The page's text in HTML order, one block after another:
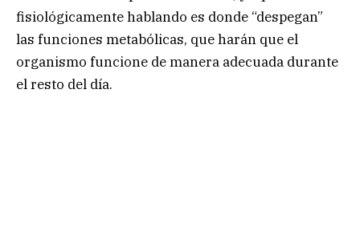
fisiológicamente hablando es donde “despegan”
las funciones metabólicas, que harán que el
organismo funcione de manera adecuada durante
el resto del día.